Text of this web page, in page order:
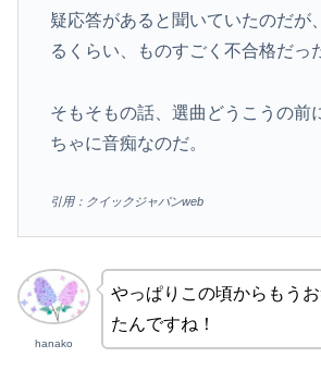
疑応答があると聞いていたのだが
るくらい、ものすごく不合格だっ
そもそもの話、選曲どうこうの前
ちゃに音痴なのだ。
引用：クイックジャパンweb
hanako
やっぱりこの頃からもう
たんですね！